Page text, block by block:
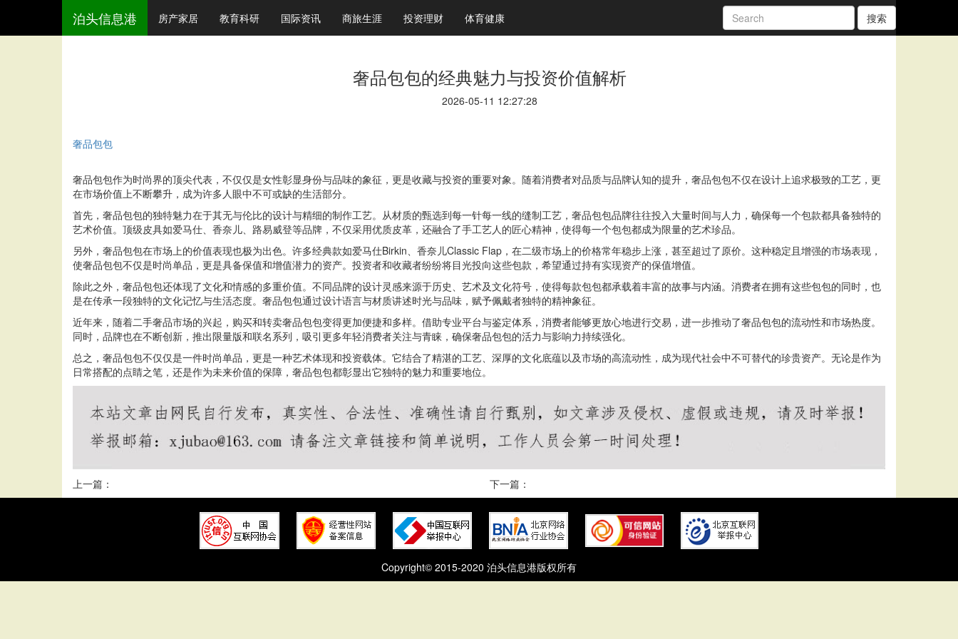
泊头信息港 房产家居 教育科研 国际资讯 商旅生涯 投资理财 体育健康 搜索
奢品包包的经典魅力与投资价值解析
2026-05-11 12:27:28
奢品包包
奢品包包作为时尚界的顶尖代表，不仅仅是女性彰显身份与品味的象征，更是收藏与投资的重要对象。随着消费者对品质与品牌认知的提升，奢品包包不仅在设计上追求极致的工艺，更
在市场价值上不断攀升，成为许多人眼中不可或缺的生活部分。
首先，奢品包包的独特魅力在于其无与伦比的设计与精细的制作工艺。从材质的甄选到每一针每一线的缝制工艺，奢品包包品牌往往投入大量时间与人力，确保每一个包款都具备独特的
艺术价值。顶级皮具如爱马仕、香奈儿、路易威登等品牌，不仅采用优质皮革，还融合了手工艺人的匠心精神，使得每一个包包都成为限量的艺术珍品。
另外，奢品包包在市场上的价值表现也极为出色。许多经典款如爱马仕Birkin、香奈儿Classic Flap，在二级市场上的价格常年稳步上涨，甚至超过了原价。这种稳定且增强的市场表现，
使奢品包包不仅是时尚单品，更是具备保值和增值潜力的资产。投资者和收藏者纷纷将目光投向这些包款，希望通过持有实现资产的保值增值。
除此之外，奢品包包还体现了文化和情感的多重价值。不同品牌的设计灵感来源于历史、艺术及文化符号，使得每款包包都承载着丰富的故事与内涵。消费者在拥有这些包包的同时，也
是在传承一段独特的文化记忆与生活态度。奢品包包通过设计语言与材质讲述时光与品味，赋予佩戴者独特的精神象征。
近年来，随着二手奢品市场的兴起，购买和转卖奢品包包变得更加便捷和多样。借助专业平台与鉴定体系，消费者能够更放心地进行交易，进一步推动了奢品包包的流动性和市场热度。
同时，品牌也在不断创新，推出限量版和联名系列，吸引更多年轻消费者关注与青睐，确保奢品包包的活力与影响力持续强化。
总之，奢品包包不仅仅是一件时尚单品，更是一种艺术体现和投资载体。它结合了精湛的工艺、深厚的文化底蕴以及市场的高流动性，成为现代社会中不可替代的珍贵资产。无论是作为
日常搭配的点睛之笔，还是作为未来价值的保障，奢品包包都彰显出它独特的魅力和重要地位。
上一篇： 下一篇：
Copyright© 2015-2020 泊头信息港版权所有